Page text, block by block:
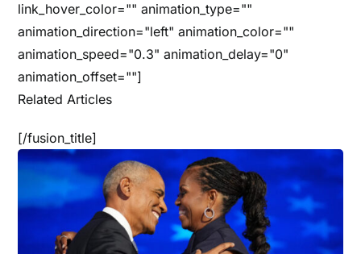
link_hover_color="" animation_type=""
animation_direction="left" animation_color=""
animation_speed="0.3" animation_delay="0"
animation_offset=""]
Related Articles
[/fusion_title]